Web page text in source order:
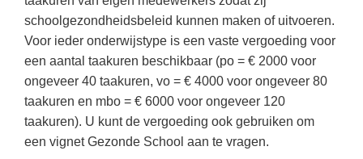
Sociale vaardigheden
Studievaardigheden
Techniek
Topografie
Rekenen
Sociale vaardigheden
Studievaardigheden
Taalvaardigheden
LESMATERIAAL
schoolgezondheidsbeleid kunnen maken of uitvoeren.
Voor ieder onderwijstype is een vaste vergoeding voor
een aantal taakuren beschikbaar (po = € 2000 voor
ongeveer 40 taakuren, vo = € 4000 voor ongeveer 80
taakuren en mbo = € 6000 voor ongeveer 120
taakuren). U kunt de vergoeding ook gebruiken om
een vignet Gezonde School aan te vragen.